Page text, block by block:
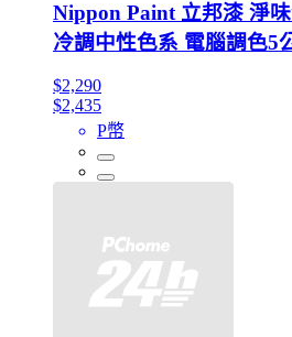
Nippon Paint 立邦漆 淨
冷調中性色系 電腦調色5
$2,290
$2,435
P幣